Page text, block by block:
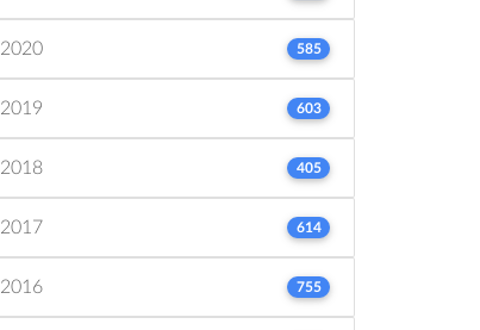
2020 585
2019 603
2018 405
2017 614
2016 755